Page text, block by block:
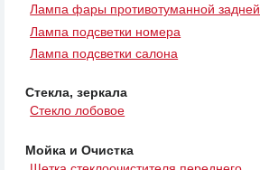
Лампа фары противотуманной задней
Лампа подсветки номера
Лампа подсветки салона
Стекла, зеркала
Стекло лобовое
Мойка и Очистка